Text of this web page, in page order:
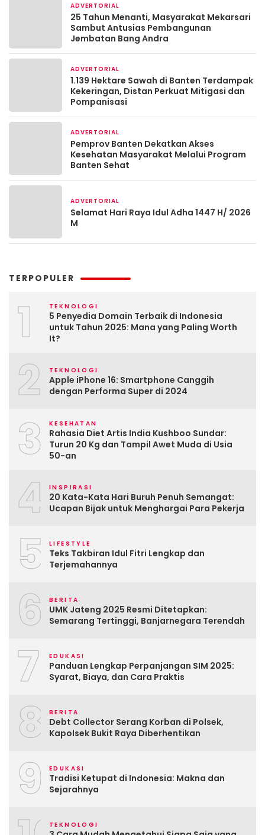
ADVERTORIAL
25 Tahun Menanti, Masyarakat Mekarsari
Sambut Antusias Pembangunan
Jembatan Bang Andra
ADVERTORIAL
1.139 Hektare Sawah di Banten Terdampak
Kekeringan, Distan Perkuat Mitigasi dan
Pompanisasi
ADVERTORIAL
Pemprov Banten Dekatkan Akses
Kesehatan Masyarakat Melalui Program
Banten Sehat
ADVERTORIAL
Selamat Hari Raya Idul Adha 1447 H/ 2026
M
TERPOPULER
1 TEKNOLOGI
5 Penyedia Domain Terbaik di Indonesia
untuk Tahun 2025: Mana yang Paling Worth
It?
2 TEKNOLOGI
Apple iPhone 16: Smartphone Canggih
dengan Performa Super di 2024
3 KESEHATAN
Rahasia Diet Artis India Kushboo Sundar:
Turun 20 Kg dan Tampil Awet Muda di Usia
50-an
4 INSPIRASI
20 Kata-Kata Hari Buruh Penuh Semangat:
Ucapan Bijak untuk Menghargai Para Pekerja
5 LIFESTYLE
Teks Takbiran Idul Fitri Lengkap dan
Terjemahannya
6 BERITA
UMK Jateng 2025 Resmi Ditetapkan:
Semarang Tertinggi, Banjarnegara Terendah
7 EDUKASI
Panduan Lengkap Perpanjangan SIM 2025:
Syarat, Biaya, dan Cara Praktis
8 BERITA
Debt Collector Serang Korban di Polsek,
Kapolsek Bukit Raya Diberhentikan
9 EDUKASI
Tradisi Ketupat di Indonesia: Makna dan
Sejarahnya
TEKNOLOGI